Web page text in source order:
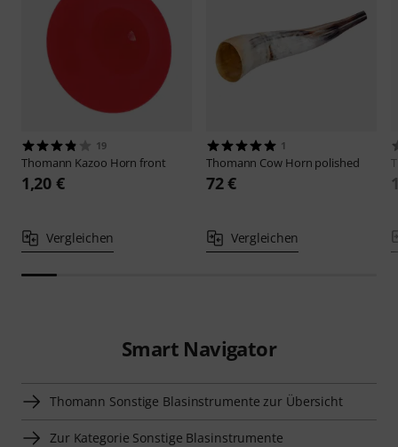
19
Thomann Kazoo Horn front
1,20 €
Vergleichen
1
Thomann Cow Horn polished
72 €
Vergleichen
Smart Navigator
Thomann Sonstige Blasinstrumente zur Übersicht
Zur Kategorie Sonstige Blasinstrumente